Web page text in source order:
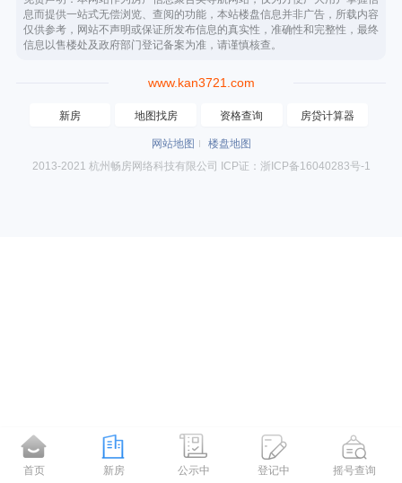
息而提供一站式无偿浏览、查阅的功能，本站楼盘信息并非广告，所载内容
仅供参考，网站不声明或保证所发布信息的真实性，准确性和完整性，最终
信息以售楼处及政府部门登记备案为准，请谨慎核查。
www.kan3721.com
新房 地图找房 资格查询 房贷计算器
网站地图
楼盘地图
2013-2021 杭州畅房网络科技有限公司 ICP证：浙ICP备16040283号-1
首页 新房 公示中 登记中 摇号查询